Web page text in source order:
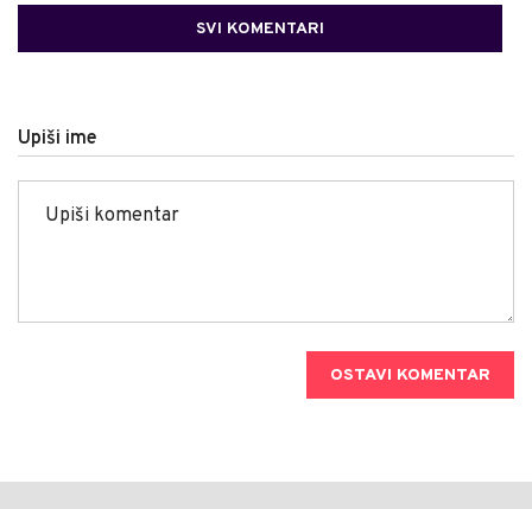
SVI KOMENTARI
Upiši ime
OSTAVI KOMENTAR